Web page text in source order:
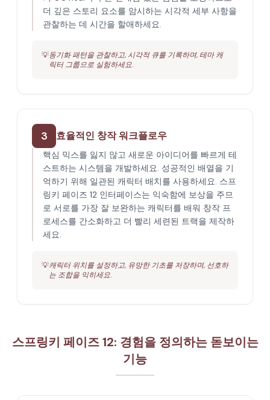
더 깊은 스토리 요소를 암시하는 시각적 세부 사항을
관찰하는 데 시간을 할애하세요.
💡동기화 패턴을 관찰하고, 시각적 큐를 기록하며, 테마 캐
릭터 그룹으로 실험하세요.
3 효율적인 창작 워크플로우
핵심 믹스를 잃지 않고 새로운 아이디어를 빠르게 테
스트하는 시스템을 개발하세요. 성공적인 배열을 기
억하기 위해 일관된 캐릭터 배치를 사용하세요. 스프
링키 페이즈 12 인터페이스는 익숙함에 보상을 주므
로 서로를 가장 잘 보완하는 캐릭터를 배워 창작 프
로세스를 간소화하고 더 빨리 세련된 트랙을 제작하
세요.
💡캐릭터 위치를 설정하고, 유망한 기초를 저장하며, 선호하
는 조합을 익히세요.
스프링키 페이즈 12: 경험을 정의하는 돋보이는
기능